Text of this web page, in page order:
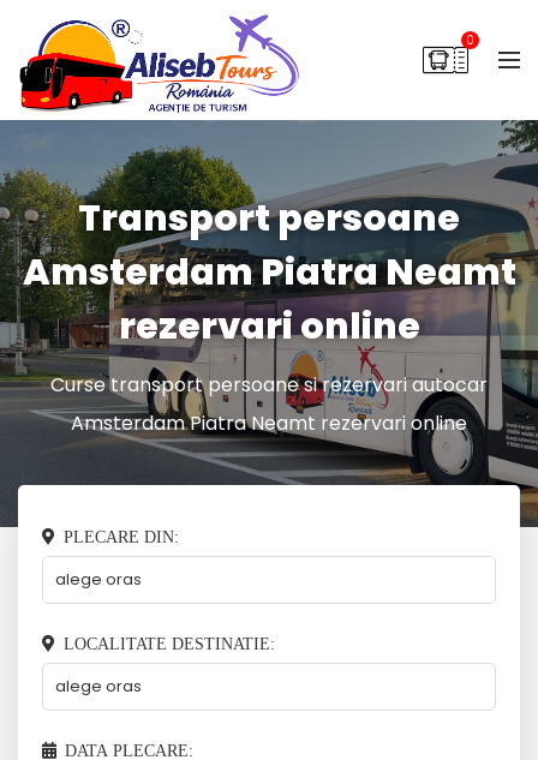
0
Transport persoane
Amsterdam Piatra Neamt
rezervari online
Curse transport persoane si rezervari autocar
Amsterdam Piatra Neamt rezervari online
PLECARE DIN:
LOCALITATE DESTINATIE:
DATA PLECARE: